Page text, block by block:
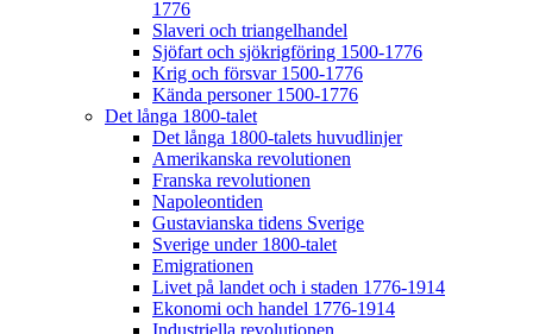
1776
Slaveri och triangelhandel
Sjöfart och sjökrigföring 1500-1776
Krig och försvar 1500-1776
Kända personer 1500-1776
Det långa 1800-talet
Det långa 1800-talets huvudlinjer
Amerikanska revolutionen
Franska revolutionen
Napoleontiden
Gustavianska tidens Sverige
Sverige under 1800-talet
Emigrationen
Livet på landet och i staden 1776-1914
Ekonomi och handel 1776-1914
Industriella revolutionen